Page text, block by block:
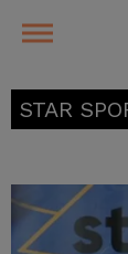
STAR